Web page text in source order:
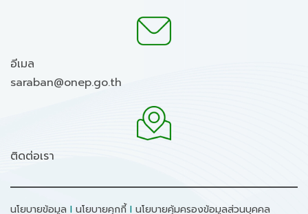
อีเมล
saraban@onep.go.th
ติดต่อเรา
นโยบายข้อมูล I นโยบายคุกกี้ I นโยบายคุ้มครองข้อมูลส่วนบุคคล